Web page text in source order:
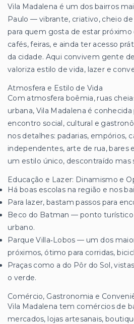
Vila Madalena é um dos bairros
Paulo — vibrante, criativo, cheio
para quem gosta de estar
cafés, feiras, e ainda ter acesso
da cidade. Aqui convivem gente
valoriza estilo de vida, lazer e
Atmosfera e Estilo de Vida
Com atmosfera boêmia, ruas
urbana, Vila Madalena é
encontro social, cultural e
nos detalhes: padarias, empórios,
independentes, arte de rua, bares
um estilo único, descontraído mas
Educação e Lazer: Dinamismo e
Há boas escolas na região e nos
Para lazer, bastam passos para
Beco do Batman — ponto
urbano.
Parque Villa‑Lobos — um dos
próximos, ótimo para corridas,
Praças como a do Pôr do Sol,
o verde.
Comércio, Gastronomia e
Vila Madalena tem comércios de
mercados, lojas artesanais,